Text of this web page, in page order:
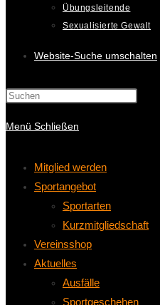
Übungsleitende
Sexualisierte Gewalt
Website-Suche umschalten
Menü Schließen
Mitglied werden
Sportangebot
Sportarten
Kurzmitgliedschaft
Vereinsshop
Aktuelles
Ausfälle
Sportgeschehen